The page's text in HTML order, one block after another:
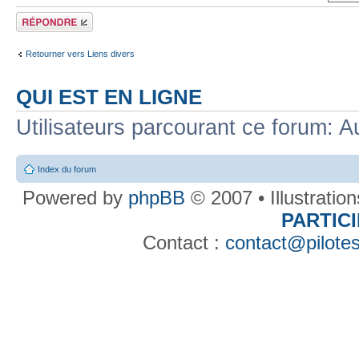
Répondre
Retourner vers Liens divers
QUI EST EN LIGNE
Utilisateurs parcourant ce forum:
Index du forum
Powered by phpBB © 2007 •
Contact :